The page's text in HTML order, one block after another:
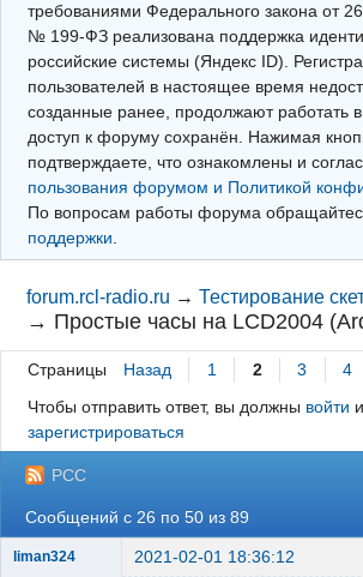
Вход(логин\пароль)
Войти через Яндекс ID
Выйти
требованиями Федерального закона от
№ 199‑ФЗ реализована поддержка
российские системы (Яндекс ID).
пользователей в настоящее время
созданные ранее, продолжают работать
доступ к форуму сохранён. Нажимая
подтверждаете, что ознакомлены и
пользования форумом и Политикой
По вопросам работы форума
поддержки
forum.rcl-radio.ru →Тестирование
→ Простые часы на LCD2004
Страницы Назад 1 2 3 4
Чтобы отправить ответ, вы должны войти
зарегистрироваться
РСС
Сообщений с 26 по 50 из 89
liman324 2021-02-01 18:36:12